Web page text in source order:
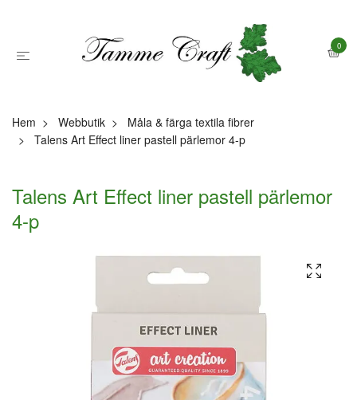
0
Hem Webbutik
Måla & färga textila fibrer
Talens Art Effect liner pastell pärlemor 4-p
Talens Art Effect liner pastell pärlemor
4-p